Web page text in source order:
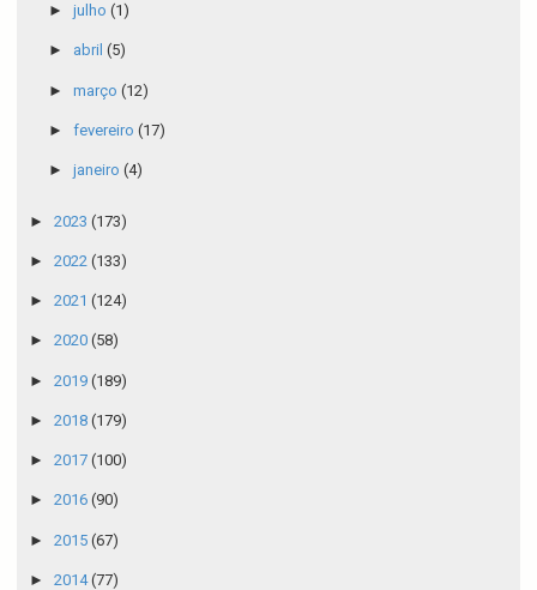
► julho (1)
► abril (5)
► março (12)
► fevereiro (17)
► janeiro (4)
► 2023 (173)
► 2022 (133)
► 2021 (124)
► 2020 (58)
► 2019 (189)
► 2018 (179)
► 2017 (100)
► 2016 (90)
► 2015 (67)
► 2014(77)